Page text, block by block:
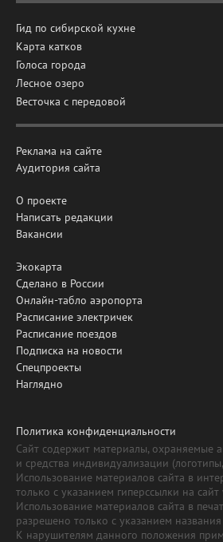
Гид по сибирской кухне
Карта катков
Голоса города
Лесное озеро
Весточка с передовой
Реклама на сайте
Аудитория сайта
О проекте
Написать редакции
Вакансии
Экокарта
Сделано в России
Онлайн-табло аэропорта
Расписание электричек
Расписание поездов
Подписка на новости
Спецпроекты
Наглядно
Политика конфиденциальности
Сайт содержит материалы, охраняемые
и средства индивидуализации
Использование материалов сайта в
только с указанием гиперссылки на
Использование материалов сайта в
разрешено только с указанием
К нарушителям данного положения